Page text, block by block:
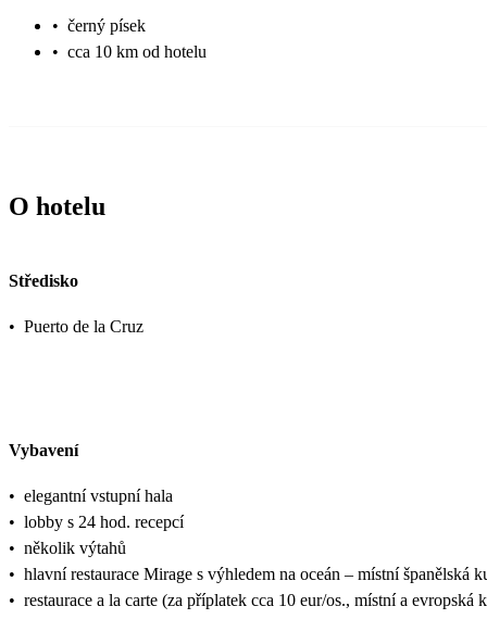
• černý písek
• cca 10 km od hotelu
O hotelu
Středisko
• Puerto de la Cruz
Vybavení
• elegantní vstupní hala
• lobby s 24 hod. recepcí
• několik výtahů
• hlavní restaurace Mirage s výhledem na oceán – místní španělská
• restaurace a la carte (za příplatek cca 10 eur/os., místní a evropská